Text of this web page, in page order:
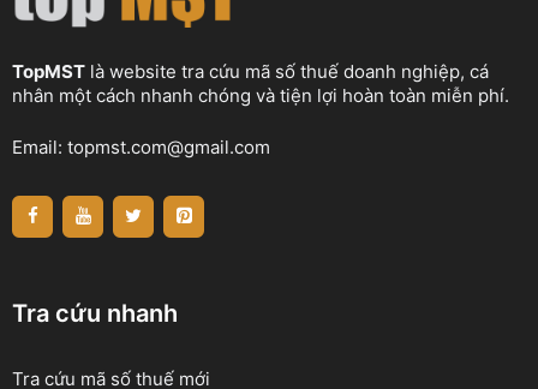
TopMST là website tra cứu mã số thuế doanh nghiệp, cá
nhân một cách nhanh chóng và tiện lợi hoàn toàn miễn phí.
Email: topmst.com@gmail.com
Tra cứu nhanh
Tra cứu mã số thuế mới